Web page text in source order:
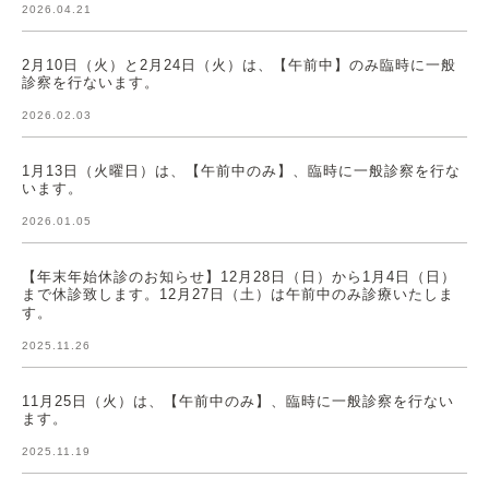
2026.04.21
2月10日（火）と2月24日（火）は、【午前中】のみ臨時に一般
診察を行ないます。
2026.02.03
1月13日（火曜日）は、【午前中のみ】、臨時に一般診察を行な
います。
2026.01.05
【年末年始休診のお知らせ】12月28日（日）から1月4日（日）
まで休診致します。12月27日（土）は午前中のみ診療いたしま
す。
2025.11.26
11月25日（火）は、【午前中のみ】、臨時に一般診察を行ない
ます。
2025.11.19